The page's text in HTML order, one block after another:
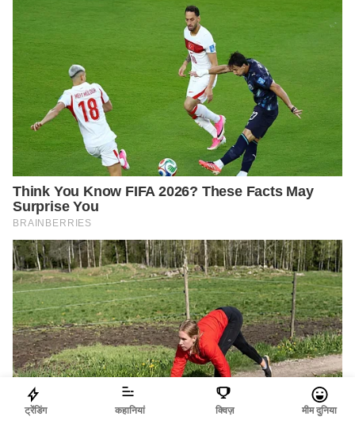
ट्रेंडिंग कहानियां क्विज़ मीम दुनिया